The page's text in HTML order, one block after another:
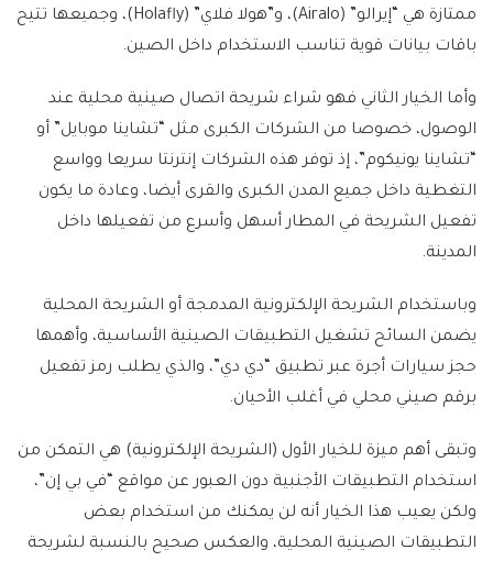
ممتازة هي “إيرالو” (Airalo)، و”هولا فلاي” (Holafly)، وجميعها تتيح
باقات بيانات قوية تناسب الاستخدام داخل الصين.
وأما الخيار الثاني فهو شراء شريحة اتصال صينية محلية عند
الوصول، خصوصا من الشركات الكبرى مثل “تشاينا موبايل” أو
“تشاينا يونيكوم”، إذ توفر هذه الشركات إنترنتا سريعا وواسع
التغطية داخل جميع المدن الكبرى والقرى أيضا، وعادة ما يكون
تفعيل الشريحة في المطار أسهل وأسرع من تفعيلها داخل
المدينة.
وباستخدام الشريحة الإلكترونية المدمجة أو الشريحة المحلية
يضمن السائح تشغيل التطبيقات الصينية الأساسية، وأهمها
حجز سيارات أجرة عبر تطبيق “دي دي”، والذي يطلب رمز تفعيل
برقم صيني محلي في أغلب الأحيان.
وتبقى أهم ميزة للخيار الأول (الشريحة الإلكترونية) هي التمكن من
استخدام التطبيقات الأجنبية دون العبور عن مواقع “في بي إن”،
ولكن يعيب هذا الخيار أنه لن يمكنك من استخدام بعض
التطبيقات الصينية المحلية، والعكس صحيح بالنسبة لشريحة